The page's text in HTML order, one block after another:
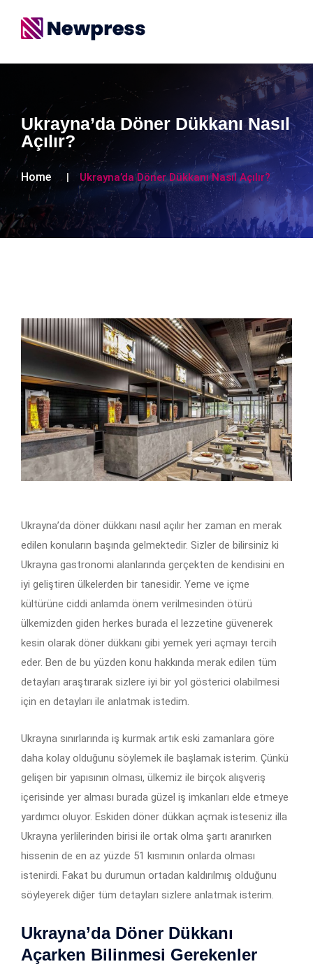
Ukrayna’da Döner Dükkanı Nasıl
Açılır?
Home Ukrayna’da Döner Dükkanı Nasıl Açılır?
Ukrayna’da döner dükkanı nasıl açılır her zaman en merak
edilen konuların başında gelmektedir. Sizler de bilirsiniz ki
Ukrayna gastronomi alanlarında gerçekten de kendisini en
iyi geliştiren ülkelerden bir tanesidir. Yeme ve içme
kültürüne ciddi anlamda önem verilmesinden ötürü
ülkemizden giden herkes burada el lezzetine güvenerek
kesin olarak döner dükkanı gibi yemek yeri açmayı tercih
eder. Ben de bu yüzden konu hakkında merak edilen tüm
detayları araştırarak sizlere iyi bir yol gösterici olabilmesi
için en detayları ile anlatmak istedim.
Ukrayna sınırlarında iş kurmak artık eski zamanlara göre
daha kolay olduğunu söylemek ile başlamak isterim. Çünkü
gelişen bir yapısının olması, ülkemiz ile birçok alışveriş
içerisinde yer alması burada güzel iş imkanları elde etmeye
yardımcı oluyor. Eskiden döner dükkan açmak isteseniz illa
Ukrayna yerlilerinden birisi ile ortak olma şartı aranırken
hissenin de en az yüzde 51 kısmının onlarda olması
istenirdi. Fakat bu durumun ortadan kaldırılmış olduğunu
söyleyerek diğer tüm detayları sizlere anlatmak isterim.
Ukrayna’da Döner Dükkanı
Açarken Bilinmesi Gerekenler